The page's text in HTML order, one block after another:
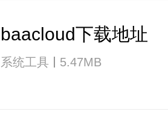
baacloud下载地址
系统工具 5.47MB